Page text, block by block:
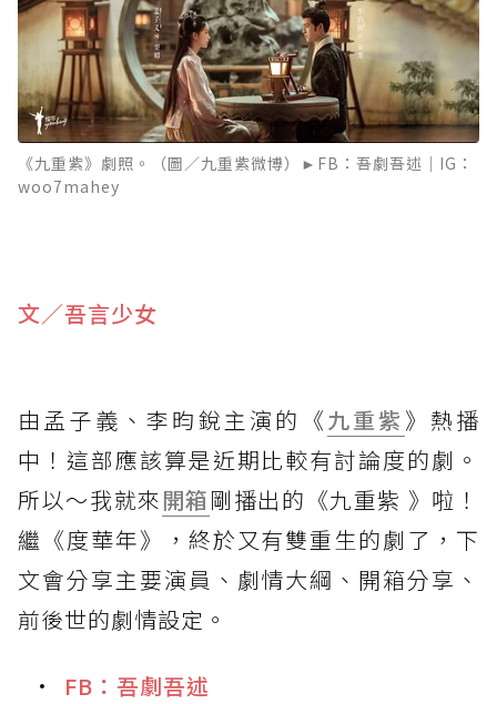
《九重紫》劇照。（圖／九重紫微博）►FB：吾劇吾述｜IG：
woo7mahey
文／吾言少女
由孟子義、李昀銳主演的《九重紫 》熱播
中！這部應該算是近期比較有討論度的劇。
所以～我就來開箱剛播出的《九重紫 》啦！
繼《度華年》，終於又有雙重生的劇了，下
文會分享主要演員、劇情大綱、開箱分享、
前後世的劇情設定。
FB：吾劇吾述